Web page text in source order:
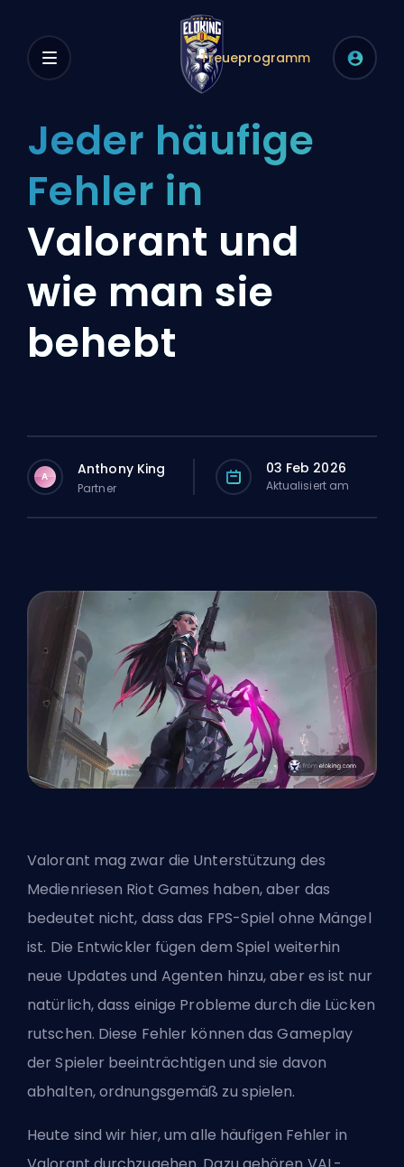
Treueprogramm
Jeder häufige
Fehler in
Valorant und
wie man sie
behebt
A Anthony King
Partner
03 Feb 2026
Aktualisiert am
Valorant mag zwar die Unterstützung des
Medienriesen Riot Games haben, aber das
bedeutet nicht, dass das FPS-Spiel ohne Mängel
ist. Die Entwickler fügen dem Spiel weiterhin
neue Updates und Agenten hinzu, aber es ist nur
natürlich, dass einige Probleme durch die Lücken
rutschen. Diese Fehler können das Gameplay
der Spieler beeinträchtigen und sie davon
abhalten, ordnungsgemäß zu spielen.
Heute sind wir hier, um alle häufigen Fehler in